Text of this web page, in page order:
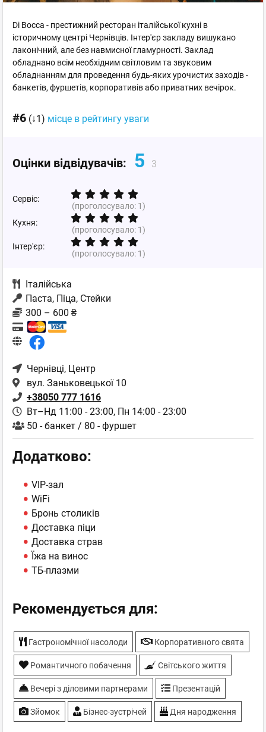
Di Bocca - престижний ресторан італійської кухні в
історичному центрі Чернівців. Інтер'єр закладу вишукано
лаконічний, але без навмисної гламурності. Заклад
обладнано всім необхідним світловим та звуковим
обладнанням для проведення будь-яких урочистих заходів -
банкетів, фуршетів, корпоративів або приватних вечірок.
#6 (↓1) місце в рейтингу уваги
Оцінки відвідувачів: 5 3
Сервіс:
(проголосувало: 1)
Кухня:
(проголосувало: 1)
Інтер'єр:
(проголосувало: 1)
Італійська
Паста, Піца, Стейки
300 – 600 ₴
Чернівці, Центр
вул. Заньковецької 10
+38050 777 1616
Вт–Нд 11:00 - 23:00, Пн 14:00 - 23:00
50 - банкет / 80 - фуршет
Додатково:
VIP-зал
WiFi
Бронь столиків
Доставка піци
Доставка страв
Їжа на винос
ТБ-плазми
Рекомендується для:
Гастрономічної насолоди Корпоративного свята
Романтичного побачення Світського життя
Вечері з діловими партнерами Презентацій
Зйомок Бізнес-зустрічей Дня народження